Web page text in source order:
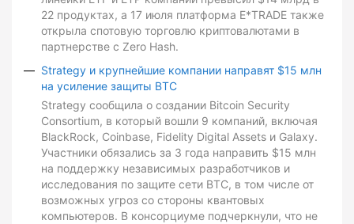
22 продуктах, а 17 июля платформа E*TRADE также
открыла спотовую торговлю криптовалютами в
партнерстве с Zero Hash.
Strategy и крупнейшие компании направят $15 млн
на усиление защиты BTC
Strategy сообщила о создании Bitcoin Security
Consortium, в который вошли 9 компаний, включая
BlackRock, Coinbase, Fidelity Digital Assets и Galaxy.
Участники обязались за 3 года направить $15 млн
на поддержку независимых разработчиков и
исследования по защите сети BTC, в том числе от
возможных угроз со стороны квантовых
компьютеров. В консорциуме подчеркнули, что не